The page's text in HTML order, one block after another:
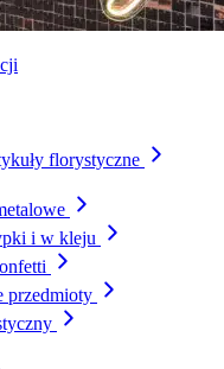
florystyczne
i w kleju
przedmioty